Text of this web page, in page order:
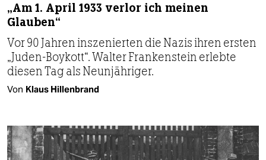
„Am 1. April 1933 verlor ich meinen
Glauben“
Vor 90 Jahren inszenierten die Nazis ihren ersten
„Juden-Boykott“. Walter Frankenstein erlebte
diesen Tag als Neunjähriger.
Von Klaus Hillenbrand